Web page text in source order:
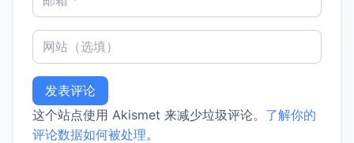
这个站点使用 Akismet 来减少垃圾评论。 了解你的
评论数据如何被处理。